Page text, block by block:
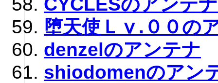
堕天使Ｌⅴ.００の
denzelのアンテナ
shiodomenのアン